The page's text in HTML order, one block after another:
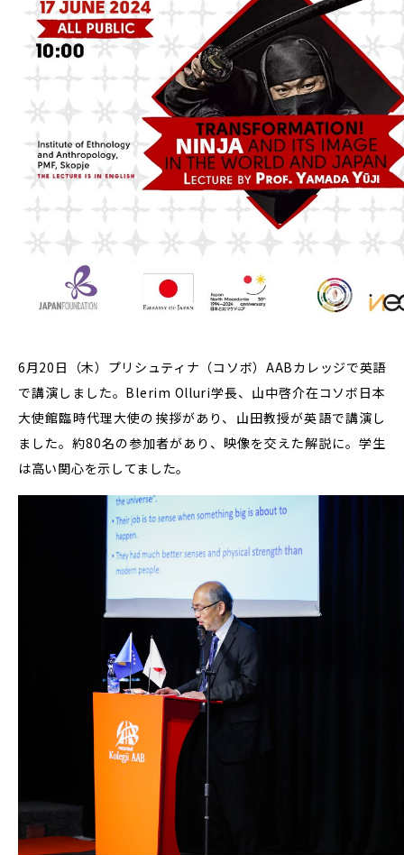
6月20日（木）プリシュティナ（コソボ）AABカレッジで英語
で講演しました。Blerim Olluri学長、山中啓介在コソボ日本
大使館臨時代理大使の挨拶があり、山田教授が英語で講演し
ました。約80名の参加者があり、映像を交えた解説に。学生
は高い関心を示してました。